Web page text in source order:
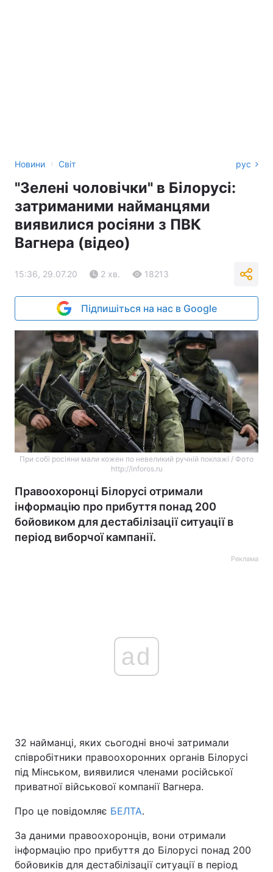
Новини › Світ рус
"Зелені чоловічки" в Білорусі:
затриманими найманцями
виявилися росіяни з ПВК
Вагнера (відео)
15:36, 29.07.20 2 хв. 18213
Підпишіться на нас в Google
При собі росіяни мали кожен по невеликий ручній поклажі / Фото
http://inforos.ru
Правоохоронці Білорусі отримали
інформацію про прибуття понад 200
бойовиком для дестабілізації ситуації в
період виборчої кампанії.
Реклама
ad
32 найманці, яких сьогодні вночі затримали
співробітники правоохоронних органів Білорусі
під Мінськом, виявилися членами російської
приватної військової компанії Вагнера.
Про це повідомляє БЕЛТА.
За даними правоохоронців, вони отримали
інформацію про прибуття до Білорусі понад 200
бойовиків для дестабілізації ситуації в період